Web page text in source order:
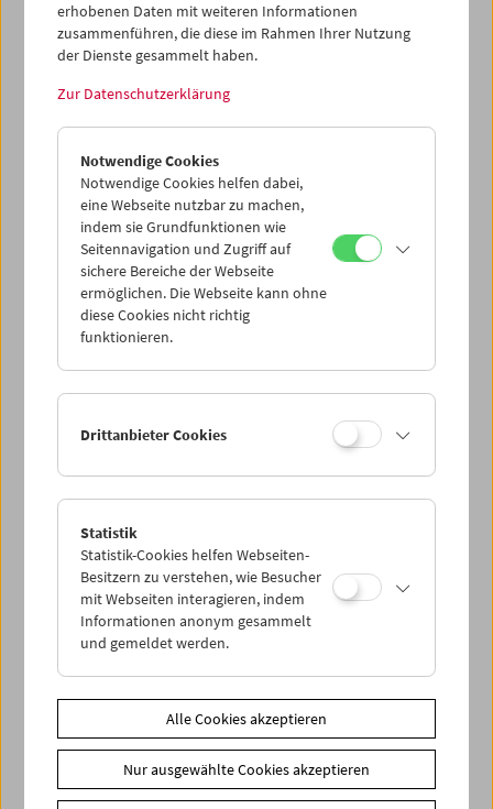
Filmmuseum ist. Ohne Pause
am rand : die stadt (außenstelle sandleiten)
wien in privaten filmen
erhobenen Daten mit weiteren Informationen
zusammenführen, die diese im Rahmen Ihrer Nutzung
der Dienste gesammelt haben.
Zur Datenschutzerklärung
Notwendige Cookies
Notwendige Cookies helfen dabei,
eine Webseite nutzbar zu machen,
indem sie Grundfunktionen wie
Seitennavigation und Zugriff auf
sichere Bereiche der Webseite
ermöglichen. Die Webseite kann ohne
diese Cookies nicht richtig
funktionieren.
Drittanbieter Cookies
Statistik
Statistik-Cookies helfen Webseiten-
Besitzern zu verstehen, wie Besucher
mit Webseiten interagieren, indem
Informationen anonym gesammelt
und gemeldet werden.
Alle Cookies akzeptieren
Nur ausgewählte Cookies akzeptieren